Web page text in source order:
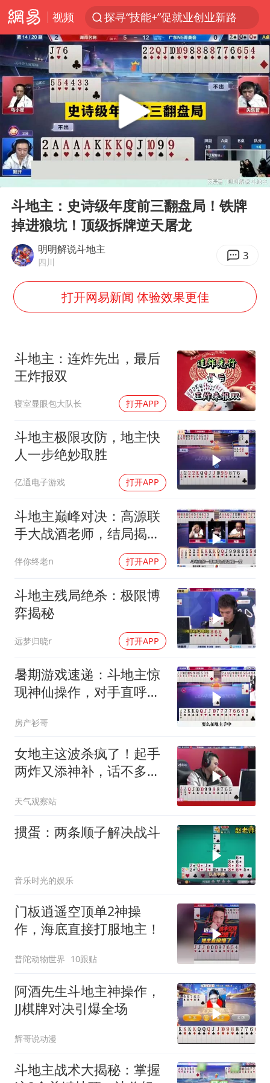
视频
探寻“技能+”促就业创业新路
24小时不关空调 电费反而更低？
维持强台风级！白海豚直奔华东沿海
美国退回1000亿美元关税
38岁山东财大教授刘海明逝世
顾客结账把钱扔地上 服务员霸气扔回
李亚鹏向地铁吐血女孩捐99999元
河南试行周五下午弹性离岗
“天津之眼”摩天轮附近2人落水
沙特否认与胡塞武装举行会谈
乘客脱鞋散发异味 司机提醒反被怼
香港殿堂级填词人黎彼得因病离世 终年76岁
弹药库存告急 美军补货难
总书记关心百姓身边这些民生大事
Play
00:00 02:24
斗地主：史诗级年度前三翻盘局！铁牌
掉进狼坑！顶级拆牌逆天屠龙
明明解说斗地主
四川 3
打开网易新闻 体验效果更佳
斗地主：连炸先出，最后
王炸报双
寝室显眼包大队长 打开APP
斗地主极限攻防，地主快
人一步绝妙取胜
亿通电子游戏 打开APP
斗地主巅峰对决：高源联
手大战酒老师，结局揭
伴你终老n 打开APP
斗地主残局绝杀：极限博
弈揭秘
远梦归晓r 打开APP
暑期游戏速递：斗地主惊
现神仙操作，对手直呼看
房产衫哥
女地主这波杀疯了！起手
两炸又添神补，话不多说
天气观察站
掼蛋：两条顺子解决战斗
音乐时光的娱乐
门板逍遥空顶单2神操
作，海底直接打服地主！
普陀动物世界 10跟贴
阿酒先生斗地主神操作，
JJ棋牌对决引爆全场
辉哥说动漫
斗地主战术大揭秘：掌握